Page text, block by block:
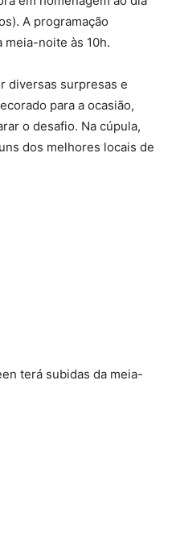
A programação
meia-noite às 10h.
diversas surpresas e
para a ocasião,
o desafio. Na cúpula,
dos melhores locais de
terá subidas da meia-